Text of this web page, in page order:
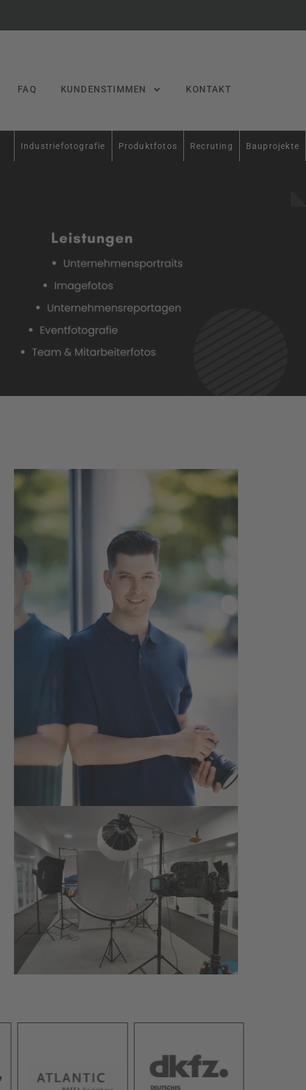
FAQ KUNDENSTIMMEN KONTAKT
Industriefotografie Produktfotos Recruting Bauprojekte